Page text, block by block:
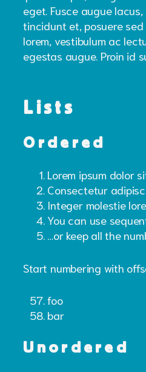
eget. Fusce augue
tincidunt et, posuere
lorem, vestibulum ac
egestas augue. Proin id
Lists
Ordered
Lorem ipsum dolor
Consectetur
Integer molestie
You can use
…or keep all the
Start numbering with
foo
bar
Unordered